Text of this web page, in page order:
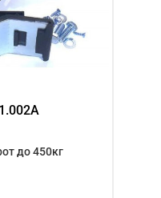
до 450кг